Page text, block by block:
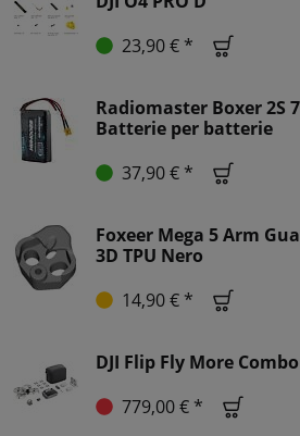
23,90 € *
Radiomaster Boxer 2S
Batterie per batterie
37,90 € *
Foxeer Mega 5 Arm
3D TPU Nero
14,90 € *
DJI Flip Fly More Combo
779,00 € *